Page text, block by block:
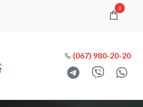
0
(067) 980-20-20